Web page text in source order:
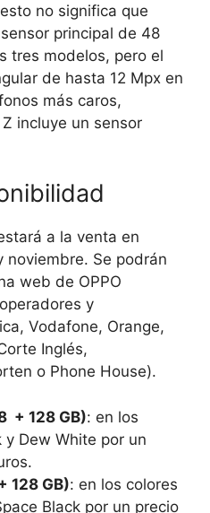
no significa que
principal de 48
tres modelos, pero el
de hasta 12 Mpx en
más caros,
incluye un sensor
a la venta en
noviembre. Se podrán
web de OPPO
y
Vodafone, Orange,
Inglés,
o Phone House).
+ 128 GB): en los
y Dew White por un
128 GB): en los colores
Black por un precio